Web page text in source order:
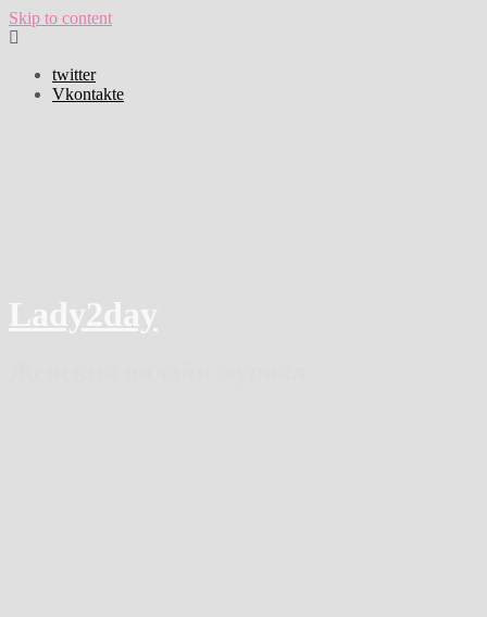
Skip to content
twitter
Vkontakte
Lady2day